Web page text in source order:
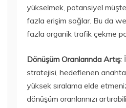
yükselmek, potansiyel
fazla erişim sağlar. Bu da
fazla organik trafik çekme
Dönüşüm Oranlarında Artış:
stratejisi, hedeflenen
yüksek sıralama elde
dönüşüm oranlarınızı